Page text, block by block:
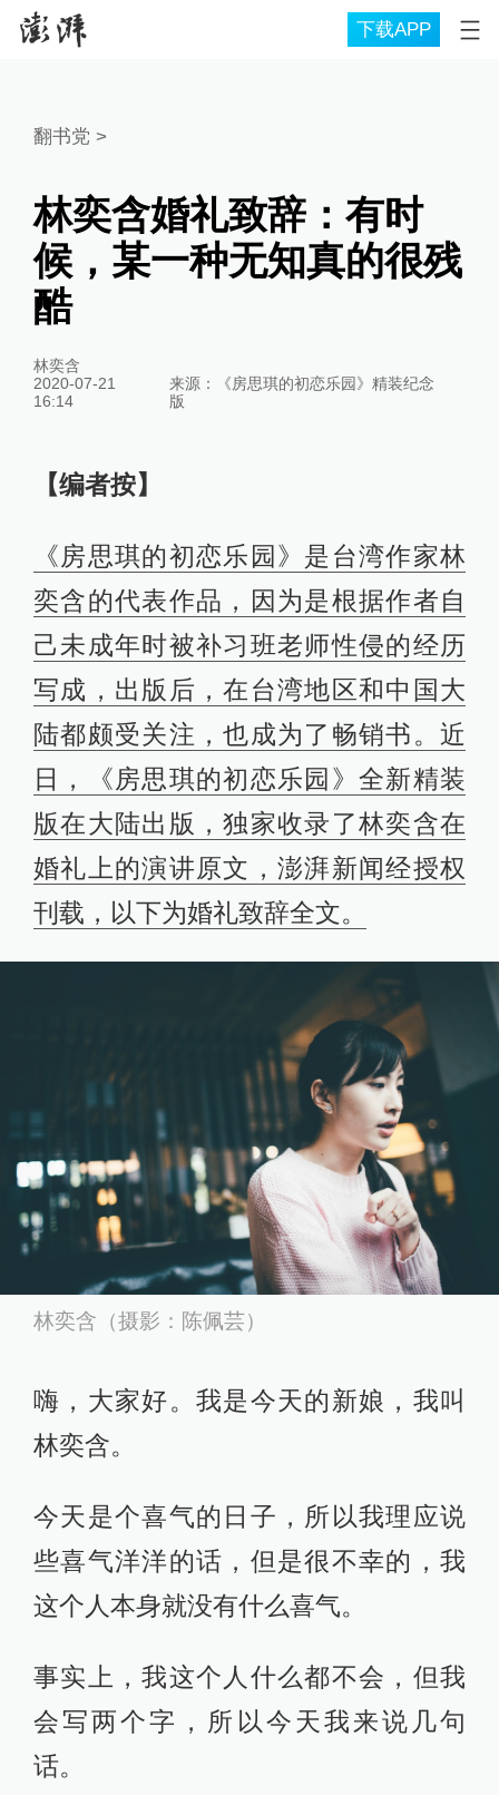
下载APP
翻书党 >
林奕含婚礼致辞：有时
候，某一种无知真的很残
酷
林奕含
2020-07-21
16:14
来源：
《房思琪的初恋乐园》精装纪念
版
【编者按】
《房思琪的初恋乐园》是台湾作家林
奕含的代表作品，因为是根据作者自
己未成年时被补习班老师性侵的经历
写成，出版后，在台湾地区和中国大
陆都颇受关注，也成为了畅销书。近
日，《房思琪的初恋乐园》全新精装
版在大陆出版，独家收录了林奕含在
婚礼上的演讲原文，澎湃新闻经授权
刊载，以下为婚礼致辞全文。
林奕含（摄影：陈佩芸）
嗨，大家好。我是今天的新娘，我叫
林奕含。
今天是个喜气的日子，所以我理应说
些喜气洋洋的话，但是很不幸的，我
这个人本身就没有什么喜气。
事实上，我这个人什么都不会，但我
会写两个字，所以今天我来说几句
话。